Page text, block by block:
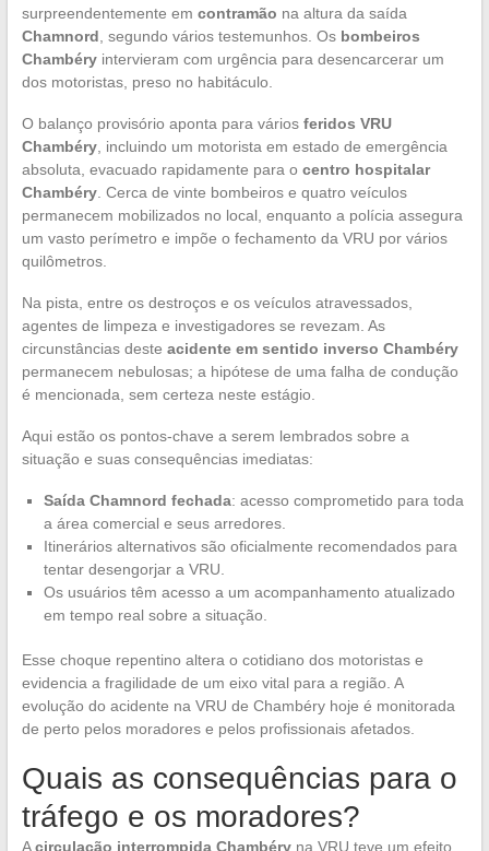
surpreendentemente em contramão na altura da saída
Chamnord , segundo vários testemunhos. Os bombeiros
Chambéryintervieram com urgência para desencarcerar um
dos motoristas, preso no habitáculo.
O balanço provisório aponta para vários feridos VRU
Chambéry, incluindo um motorista em estado de emergência
absoluta, evacuado rapidamente para o centro hospitalar
Chambéry. Cerca de vinte bombeiros e quatro veículos
permanecem mobilizados no local, enquanto a polícia assegura
um vasto perímetro e impõe o fechamento da VRU por vários
quilômetros.
Na pista, entre os destroços e os veículos atravessados,
agentes de limpeza e investigadores se revezam. As
circunstâncias deste acidente em sentido inverso Chambéry
permanecem nebulosas; a hipótese de uma falha de condução
é mencionada, sem certeza neste estágio.
Aqui estão os pontos-chave a serem lembrados sobre a
situação e suas consequências imediatas:
Saída Chamnord fechada: acesso comprometido para toda
a área comercial e seus arredores.
Itinerários alternativos são oficialmente recomendados para
tentar desengorjar a VRU.
Os usuários têm acesso a um acompanhamento atualizado
em tempo real sobre a situação.
Esse choque repentino altera o cotidiano dos motoristas e
evidencia a fragilidade de um eixo vital para a região. A
evolução do acidente na VRU de Chambéry hoje é monitorada
de perto pelos moradores e pelos profissionais afetados.
Quais as consequências para o
tráfego e os moradores?
Acirculação interrompida Chambéryna VRU teve um efeito